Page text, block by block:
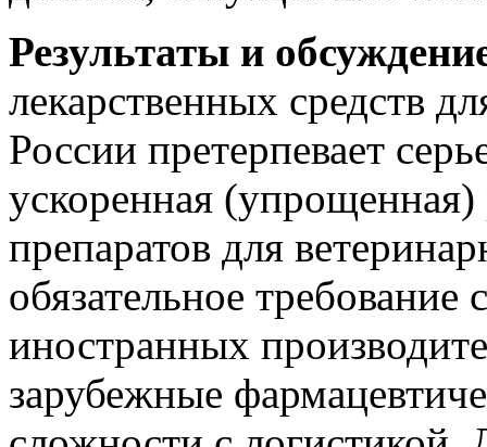
Результаты и
лекарственных средств
России претерпевает
ускоренная (упрощенная)
препаратов для
обязательное требование
иностранных
зарубежные